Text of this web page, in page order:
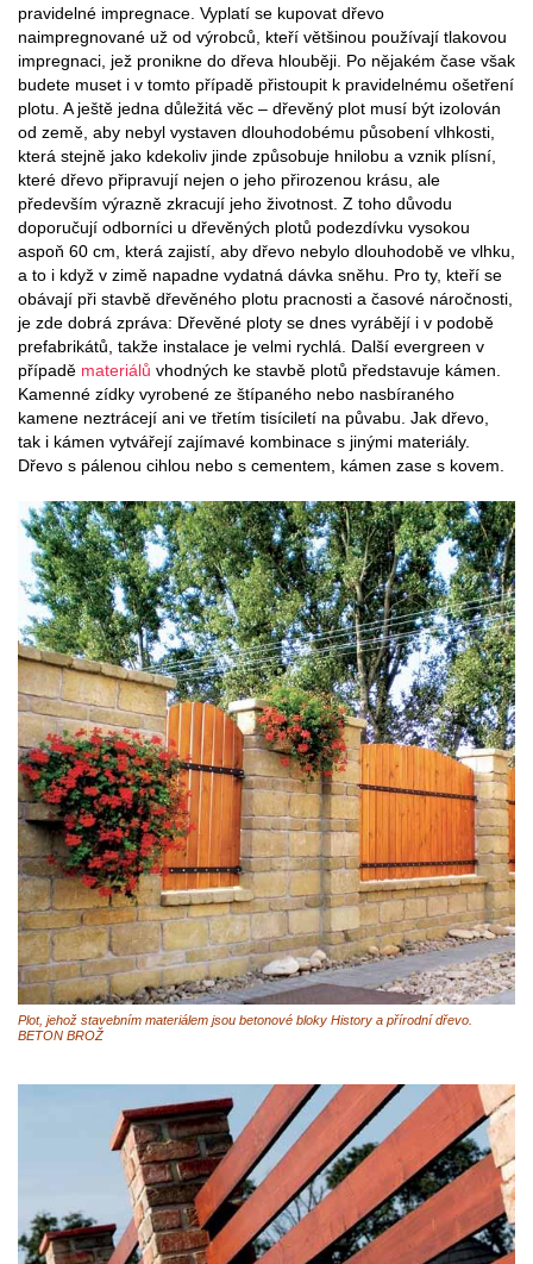
pravidelné impregnace. Vyplatí se kupovat dřevo
naimpregnované už od výrobců, kteří většinou používají tlakovou
impregnaci, jež pronikne do dřeva hlouběji. Po nějakém čase však
budete muset i v tomto případě přistoupit k pravidelnému ošetření
plotu. A ještě jedna důležitá věc – dřevěný plot musí být izolován
od země, aby nebyl vystaven dlouhodobému působení vlhkosti,
která stejně jako kdekoliv jinde způsobuje hnilobu a vznik plísní,
které dřevo připravují nejen o jeho přirozenou krásu, ale
především výrazně zkracují jeho životnost. Z toho důvodu
doporučují odborníci u dřevěných plotů podezdívku vysokou
aspoň 60 cm, která zajistí, aby dřevo nebylo dlouhodobě ve vlhku,
a to i když v zimě napadne vydatná dávka sněhu. Pro ty, kteří se
obávají při stavbě dřevěného plotu pracnosti a časové náročnosti,
je zde dobrá zpráva: Dřevěné ploty se dnes vyrábějí i v podobě
prefabrikátů, takže instalace je velmi rychlá. Další evergreen v
případě materiálů vhodných ke stavbě plotů představuje kámen.
Kamenné zídky vyrobené ze štípaného nebo nasbíraného
kamene neztrácejí ani ve třetím tisíciletí na půvabu. Jak dřevo,
tak i kámen vytvářejí zajímavé kombinace s jinými materiály.
Dřevo s pálenou cihlou nebo s cementem, kámen zase s kovem.
Plot, jehož stavebním materiálem jsou betonové bloky History a přírodní dřevo.
BETON BROŽ